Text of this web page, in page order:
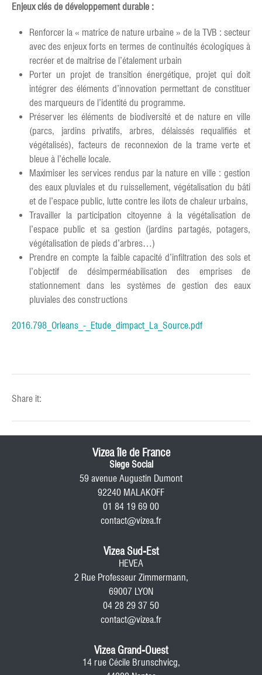
Enjeux clés de développement durable :
Renforcer la « matrice de nature urbaine » de la TVB : secteur
avec des enjeux forts en termes de continuités écologiques à
recréer et de maitrise de l’étalement urbain
Porter un projet de transition énergétique, projet qui doit
intégrer des éléments d’innovation permettant de constituer
des marqueurs de l’identité du programme.
Préserver les éléments de biodiversité et de nature en ville
(parcs, jardins privatifs, arbres, délaissés requalifiés et
végétalisés), facteurs de reconnexion de la trame verte et
bleue à l’échelle locale.
Maximiser les services rendus par la nature en ville : gestion
des eaux pluviales et du ruissellement, végétalisation du bâti
et de l’espace public, lutte contre les ilots de chaleur urbains,
Travailler la participation citoyenne à la végétalisation de
l’espace public et sa gestion (jardins partagés, potagers,
végétalisation de pieds d’arbres…)
Prendre en compte la faible capacité d’infiltration des sols et
l’objectif de désimperméabilisation des emprises de
stationnement dans les systèmes de gestion des eaux
pluviales des constructions
2016.798_Orleans_-_Etude_dimpact_La_Source.pdf
Share it:
Vizea île de France
Siege Social
59 avenue Augustin Dumont
92240 MALAKOFF
01 84 19 69 00
contact@vizea.fr
Vizea Sud-Est
HEVEA
2 Rue Professeur Zimmermann,
69007 LYON
04 28 29 37 50
contact@vizea.fr
Vizea Grand-Ouest
14 rue Cécile Brunschvicg,